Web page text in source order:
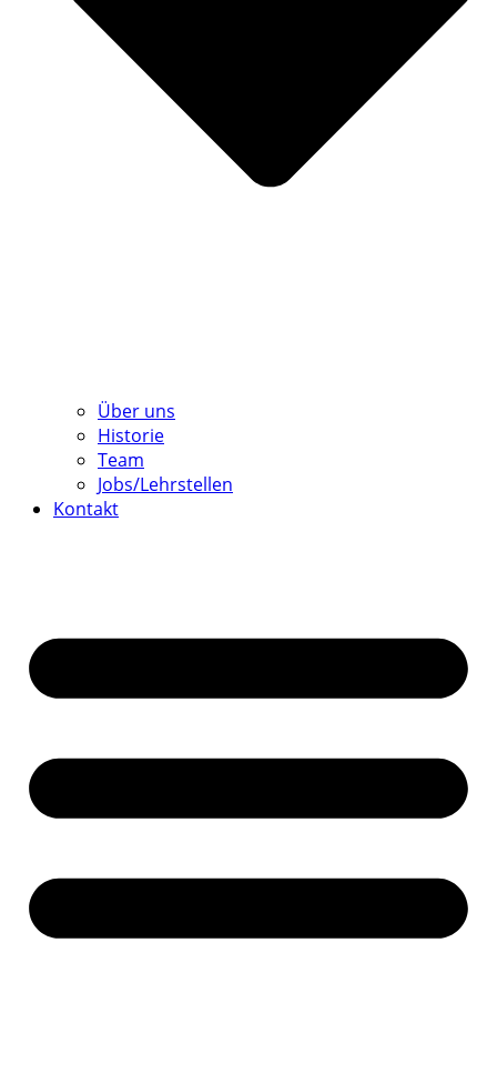
Über uns
Historie
Team
Jobs/Lehrstellen
Kontakt